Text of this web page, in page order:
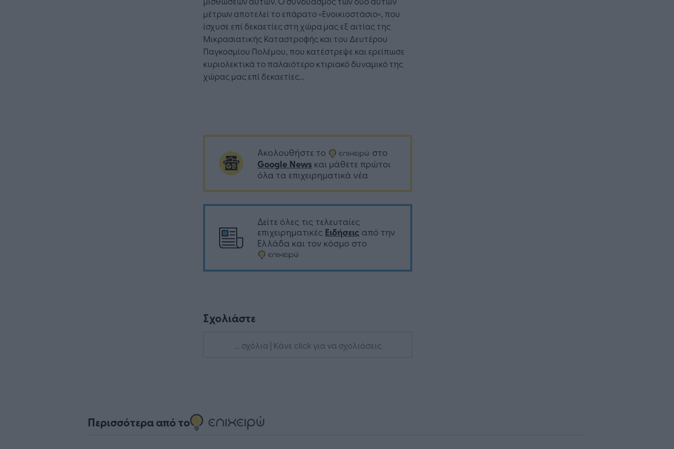
μέτρων αποτελεί το επάρατο «Ενοικιοστάσιο», που
ίσχυσε επί δεκαετίες στη χώρα μας εξ αιτίας της
Μικρασιατικής Καταστροφής και του Δευτέρου
Παγκοσμίου Πολέμου, που κατέστρεψε και ερείπωσε
κυριολεκτικά το παλαιότερο κτιριακό δυναμικό της
χώρας μας επί δεκαετίες…
Ακολουθήστε το στο
Google News και μάθετε πρώτοι
όλα τα επιχειρηματικά νέα
Δείτε όλες τις τελευταίες
επιχειρηματικές Ειδήσεις από την
Ελλάδα και τον κόσμο στο
Σχολιάστε
... σχόλια | Κάνε click για να σχολιάσεις
Περισσότερα από το